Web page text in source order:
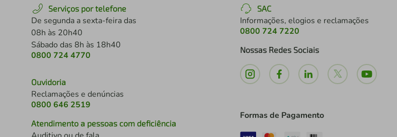
Serviços por telefone
De segunda a sexta-feira das
08h às 20h40
Sábado das 8h às 18h40
0800 724 4770
Ouvidoria
Reclamações e denúncias
0800 646 2519
Atendimento a pessoas com deficiência
SAC
Informações, elogios e reclamações
0800 724 7220
Nossas Redes Sociais
Formas de Pagamento